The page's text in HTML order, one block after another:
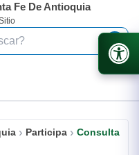
Fe De Antioquia
Participa
Consulta